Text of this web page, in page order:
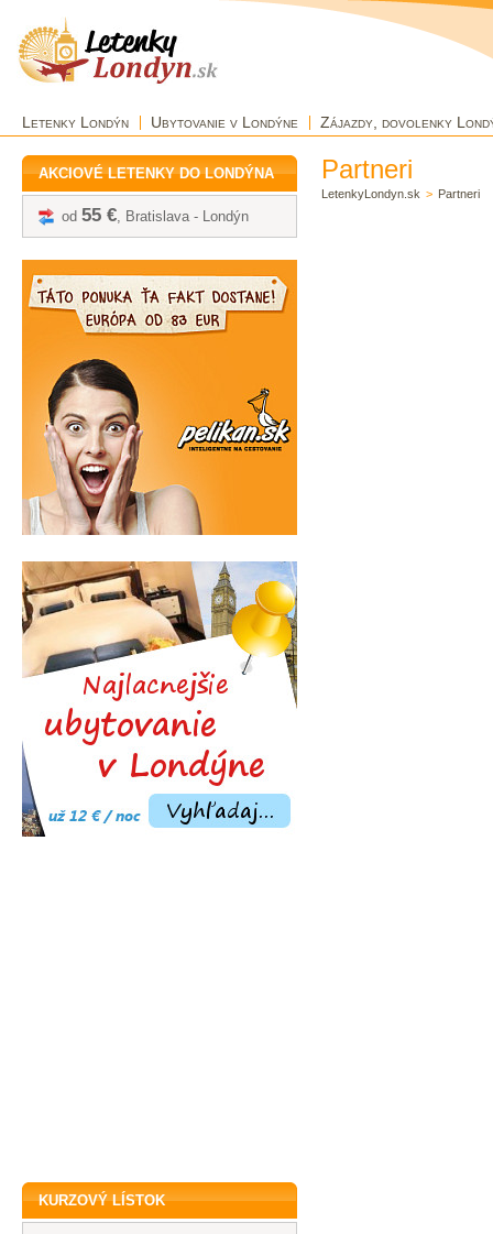
Letenky Londýn Ubytovanie v Londýne Zájazdy, dovolenky
AKCIOVÉ LETENKY DO LONDÝNA
od 55 €, Bratislava - Londýn
KURZOVÝ LÍSTOK
Partneri
LetenkyLondyn.sk > Partneri